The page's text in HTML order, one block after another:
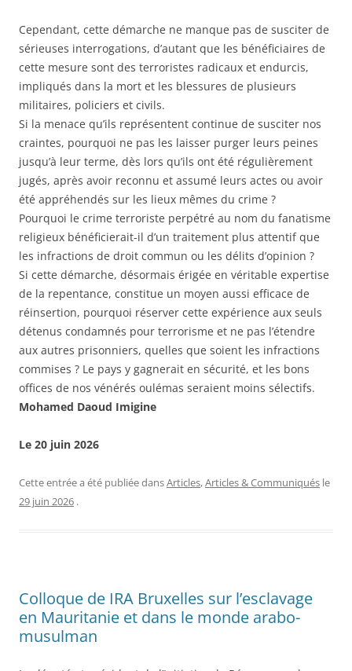
Cependant, cette démarche ne manque pas de susciter de
sérieuses interrogations, d’autant que les bénéficiaires de
cette mesure sont des terroristes radicaux et endurcis,
impliqués dans la mort et les blessures de plusieurs
militaires, policiers et civils.
Si la menace qu’ils représentent continue de susciter nos
craintes, pourquoi ne pas les laisser purger leurs peines
jusqu’à leur terme, dès lors qu’ils ont été régulièrement
jugés, après avoir reconnu et assumé leurs actes ou avoir
été appréhendés sur les lieux mêmes du crime ?
Pourquoi le crime terroriste perpétré au nom du fanatisme
religieux bénéficierait-il d’un traitement plus attentif que
les infractions de droit commun ou les délits d’opinion ?
Si cette démarche, désormais érigée en véritable expertise
de la repentance, constitue un moyen aussi efficace de
réinsertion, pourquoi réserver cette expérience aux seuls
détenus condamnés pour terrorisme et ne pas l’étendre
aux autres prisonniers, quelles que soient les infractions
commises ? Le pays y gagnerait en sécurité, et les bons
offices de nos vénérés oulémas seraient moins sélectifs.
Mohamed Daoud Imigine
Le 20 juin 2026
Cette entrée a été publiée dansArticles,Articles & Communiqués le
29 juin 2026 .
Colloque de IRA Bruxelles sur l’esclavage
en Mauritanie et dans le monde arabo-
musulman